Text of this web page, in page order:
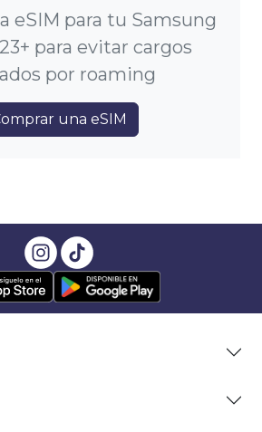
eSIM para tu Samsung
para evitar cargos
por roaming
una eSIM